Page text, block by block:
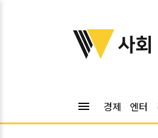
위키트리
사회
menu 경제 엔터